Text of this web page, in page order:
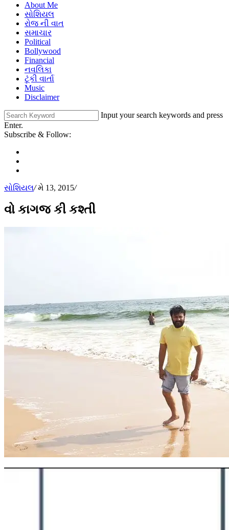
About Me
સોશિયલ
રોજ ની વાત
સમાચાર
Political
Bollywood
Financial
નવલિકા
ટૂંકી વાર્તા
Music
Disclaimer
Input your search keywords and press
Enter.
Subscribe & Follow:
સોશિયલ/મે 13, 2015/
વો કાગજ કી કશ્તી